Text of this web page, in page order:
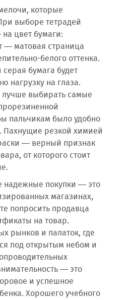
которые
выборе тетрадей
цвет бумаги:
— матовая страница
белого оттенка.
бумага будет
нагрузку на глаза.
выбирать самые
пальчикам было удобно
Пахнущие резкой химией
— верный признак
от которого стоит
надежные покупки — это
магазинах,
попросить продавца
на товар.
рынков и палаток, где
под открытым небом и
— это
и успешное
Хорошего учебного